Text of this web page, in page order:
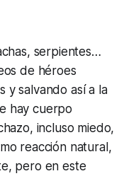
serpientes…
de héroes
y salvando así a la
hay cuerpo
incluso miedo,
reacción natural,
pero en este